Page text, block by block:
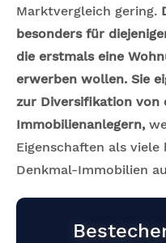
Marktvergleich gering.
besonders für
die erstmals eine
erwerben wollen. Sie
zur Diversifikation von
Immobilienanlegern,
Eigenschaften als viele
Denkmal-Immobilien